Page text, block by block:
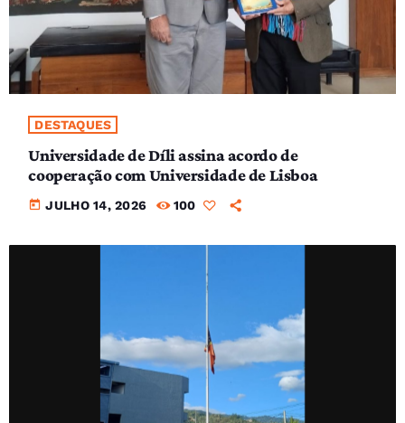
DESTAQUES
Universidade de Díli assina acordo de
cooperação com Universidade de Lisboa
today JULHO 14, 2026 100